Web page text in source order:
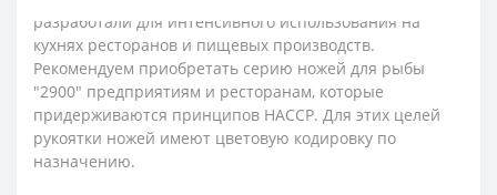
разработали для интенсивного использования на
кухнях ресторанов и пищевых производств.
Рекомендуем приобретать серию ножей для рыбы
"2900" предприятиям и ресторанам, которые
придерживаются принципов HACCP. Для этих целей
рукоятки ножей имеют цветовую кодировку по
назначению.